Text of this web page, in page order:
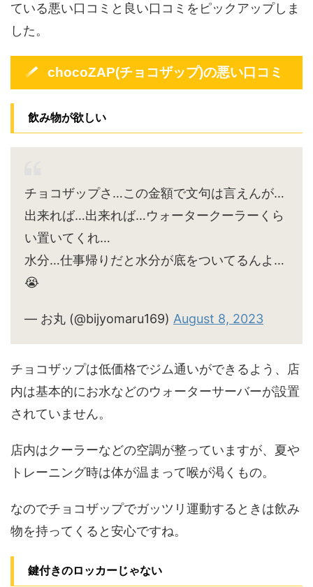
ている悪い口コミと良い口コミをピックアップしま
した。
chocoZAP(チョコザップ)の悪い口コミ
飲み物が欲しい
チョコザップさ…この金額で文句は言えんが…
出来れば…出来れば…ウォータークーラーくら
い置いてくれ…
水分…仕事帰りだと水分が底をついてるんよ…
😭
— お丸 (@bijyomaru169) August 8, 2023
チョコザップは低価格でジム通いができるよう、店
内は基本的にお水などのウォーターサーバーが設置
されていません。
店内はクーラーなどの空調が整っていますが、夏や
トレーニング時は体が温まって喉が渇くもの。
なのでチョコザップでガッツリ運動するときは飲み
物を持ってくると安心ですね。
鍵付きのロッカーじゃない